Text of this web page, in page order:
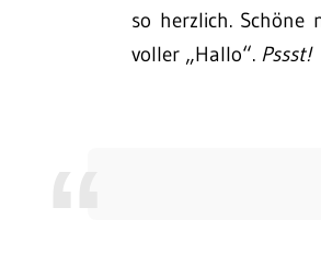
so herzlich. Schöne
voller „Hallo“. Pssst!